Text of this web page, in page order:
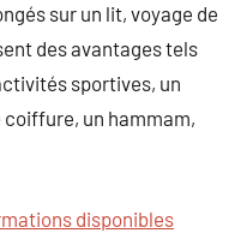
sur un lit, voyage de
des avantages tels
sportives, un
coiffure, un hammam,
disponibles